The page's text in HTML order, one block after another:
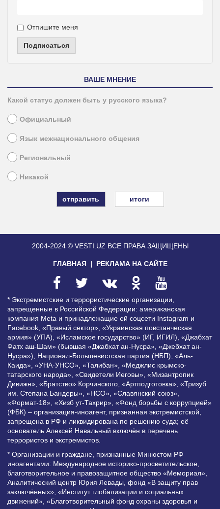
Отпишите меня
Подписаться
ВАШЕ МНЕНИЕ
Какой статус должен быть у русского языка?
Официальный
Язык межнационального общения
Региональный
Никакой
итоги
2004-2024 © VESTI.UZ ВСЕ ПРАВА ЗАЩИЩЕНЫ
ГЛАВНАЯ РЕКЛАМА НА САЙТЕ
* Экстремистские и террористические организации,
запрещенные в Российской Федерации: американская
компания Meta и принадлежащие ей соцсети Instagram и
Facebook, «Правый сектор», «Украинская повстанческая
армия» (УПА), «Исламское государство» (ИГ, ИГИЛ), «Джабхат
Фатх аш-Шам» (бывшая «Джабхат ан-Нусра», «Джебхат ан-
Нусра»), Национал-Большевистская партия (НБП), «Аль-
Каида», «УНА-УНСО», «Талибан», «Меджлис крымско-
татарского народа», «Свидетели Иеговы», «Мизантропик
Дивижн», «Братство» Корчинского, «Артподготовка», «Тризуб
им. Степана Бандеры», «НСО», «Славянский союз»,
«Формат-18», «Хизб ут-Тахрир», «Фонд борьбы с коррупцией»
(ФБК) – организация-иноагент, признанная экстремистской,
запрещена в РФ и ликвидирована по решению суда; её
основатель Алексей Навальный включён в перечень
террористов и экстремистов.
* Организации и граждане, признанные Минюстом РФ
иноагентами: Международное историко-просветительское,
благотворительное и правозащитное общество «Мемориал»,
Аналитический центр Юрия Левады, фонд «В защиту прав
заключённых», «Институт глобализации и социальных
движений», «Благотворительный фонд охраны здоровья и